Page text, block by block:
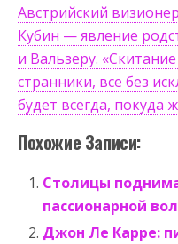
Австрийский
Кубин — явление
и Вальзеру.
странники, все без
будет всегда, покуда
Похожие Записи:
Столицы
пассионарной
Джон Ле Карре: